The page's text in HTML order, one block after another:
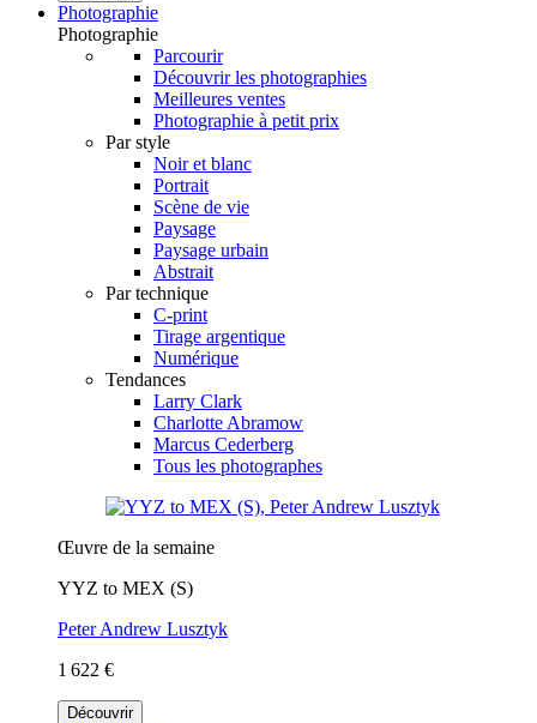
Photographie
Photographie
Parcourir
Découvrir les photographies
Meilleures ventes
Photographie à petit prix
Par style
Noir et blanc
Portrait
Scène de vie
Paysage
Paysage urbain
Abstrait
Par technique
C-print
Tirage argentique
Numérique
Tendances
Larry Clark
Charlotte Abramow
Marcus Cederberg
Tous les photographes
Œuvre de la semaine
YYZ to MEX (S)
Peter Andrew Lusztyk
1 622 €
Découvrir